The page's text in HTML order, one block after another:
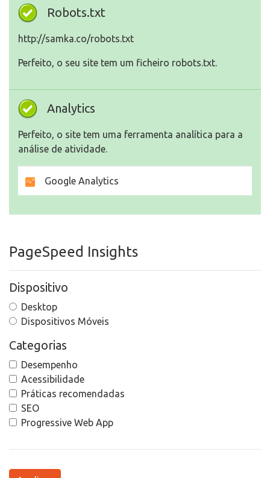
Robots.txt
http://samka.co/robots.txt
Perfeito, o seu site tem um ficheiro robots.txt.
Analytics
Perfeito, o site tem uma ferramenta analítica para a
análise de atividade.
Google Analytics
PageSpeed Insights
Dispositivo
Desktop
Dispositivos Móveis
Categorias
Desempenho
Acessibilidade
Práticas recomendadas
SEO
Progressive Web App